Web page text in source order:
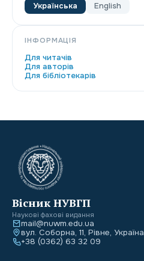
Українська English
ІНФОРМАЦІЯ
Для читачів
Для авторів
Для бібліотекарів
Вісник НУВГП
Наукові фахові видання
mail@nuwm.edu.ua
вул. Соборна, 11, Рівне, Україна
+38 (0362) 63 32 09